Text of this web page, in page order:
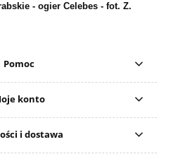
- ogier Celebes - fot. Z.
Pomoc
konto
i dostawa